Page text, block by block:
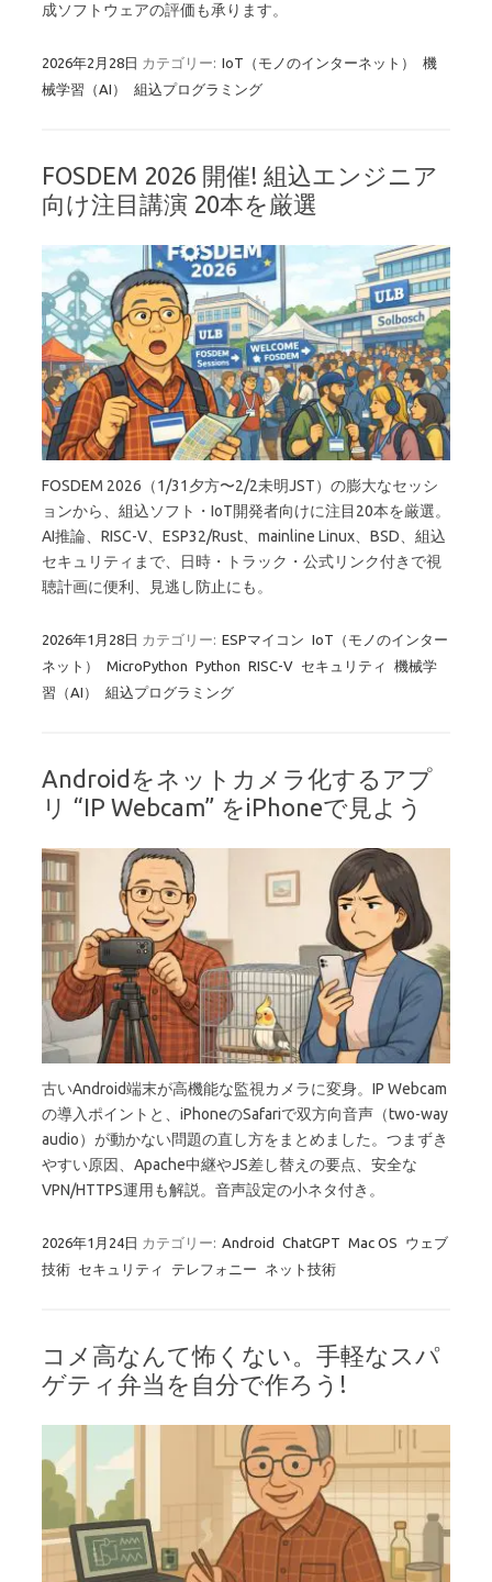
成ソフトウェアの評価も承ります。
2026年2月28日 カテゴリー: IoT（モノのインターネット）
機
械学習（AI）
組込プログラミング
FOSDEM 2026 開催! 組込エンジニア
向け注目講演 20本を厳選
FOSDEM 2026（1/31夕方〜2/2未明JST）の膨大なセッシ
ョンから、組込ソフト・IoT開発者向けに注目20本を厳選。
AI推論、RISC-V、ESP32/Rust、mainline Linux、BSD、組込
セキュリティまで、日時・トラック・公式リンク付きで視
聴計画に便利、見逃し防止にも。
2026年1月28日 カテゴリー: ESPマイコン IoT（モノのインター
ネット）
MicroPython Python RISC-V セキュリティ
機械学
習（AI）
組込プログラミング
Androidをネットカメラ化するアプ
リ “IP Webcam” をiPhoneで見よう
古いAndroid端末が高機能な監視カメラに変身。IP Webcam
の導入ポイントと、iPhoneのSafariで双方向音声（two-way
audio）が動かない問題の直し方をまとめました。つまずき
やすい原因、Apache中継やJS差し替えの要点、安全な
VPN/HTTPS運用も解説。音声設定の小ネタ付き。
2026年1月24日 カテゴリー: Android ChatGPT Mac OS
ウェブ
技術 セキュリティ テレフォニー ネット技術
コメ高なんて怖くない。手軽なスパ
ゲティ弁当を自分で作ろう!